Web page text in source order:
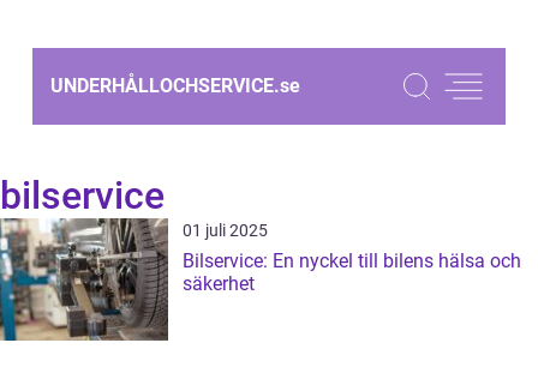
UNDERHÅLLOCHSERVICE.se
bilservice
01 juli 2025
Bilservice: En nyckel till bilens hälsa och
säkerhet